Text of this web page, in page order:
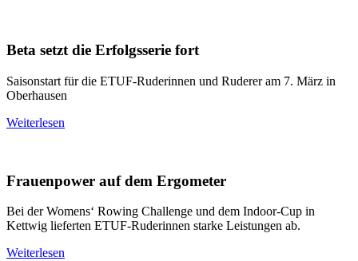
Beta setzt die Erfolgsserie fort
Saisonstart für die ETUF-Ruderinnen und Ruderer am 7. März in
Oberhausen
Weiterlesen
Frauenpower auf dem Ergometer
Bei der Womens‘ Rowing Challenge und dem Indoor-Cup in
Kettwig lieferten ETUF-Ruderinnen starke Leistungen ab.
Weiterlesen